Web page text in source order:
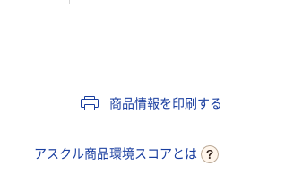
12.2mm
商品情報を印刷する
アスクル商品環境スコアとは